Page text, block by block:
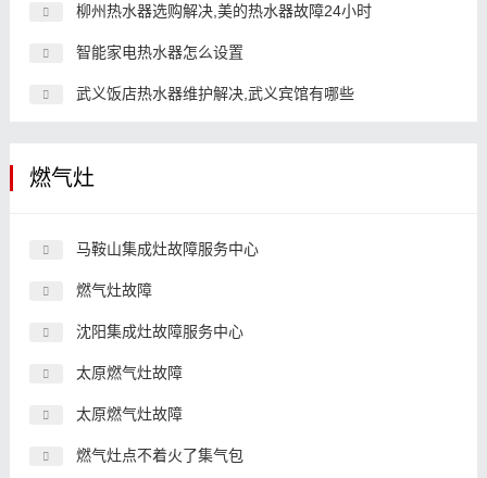
柳州热水器选购解决,美的热水器故障24小时
智能家电热水器怎么设置
武义饭店热水器维护解决,武义宾馆有哪些
燃气灶
马鞍山集成灶故障服务中心
燃气灶故障
沈阳集成灶故障服务中心
太原燃气灶故障
太原燃气灶故障
燃气灶点不着火了集气包